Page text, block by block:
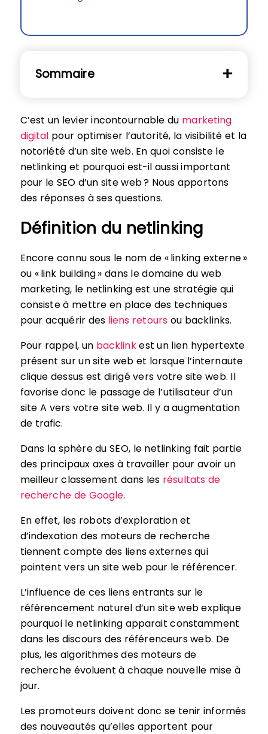
Sommaire
C’est un levier incontournable du marketing
digital pour optimiser l’autorité, la visibilité et la
notoriété d’un site web. En quoi consiste le
netlinking et pourquoi est-il aussi important
pour le SEO d’un site web ? Nous apportons
des réponses à ses questions.
Définition du netlinking
Encore connu sous le nom de « linking externe »
ou « link building » dans le domaine du web
marketing, le netlinking est une stratégie qui
consiste à mettre en place des techniques
pour acquérir des liens retours ou backlinks.
Pour rappel, un backlinkest un lien hypertexte
présent sur un site web et lorsque l’internaute
clique dessus est dirigé vers votre site web. Il
favorise donc le passage de l’utilisateur d’un
site A vers votre site web. Il y a augmentation
de trafic.
Dans la sphère du SEO, le netlinking fait partie
des principaux axes à travailler pour avoir un
meilleur classement dans les résultats de
recherche de Google.
En effet, les robots d’exploration et
d’indexation des moteurs de recherche
tiennent compte des liens externes qui
pointent vers un site web pour le référencer.
L’influence de ces liens entrants sur le
référencement naturel d’un site web explique
pourquoi le netlinking apparait constamment
dans les discours des référenceurs web. De
plus, les algorithmes des moteurs de
recherche évoluent à chaque nouvelle mise à
jour.
Les promoteurs doivent donc se tenir informés
des nouveautés qu’elles apportent pour